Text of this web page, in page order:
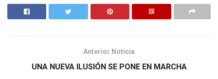
Anterior Noticia
UNA NUEVA ILUSIÓN SE PONE EN MARCHA